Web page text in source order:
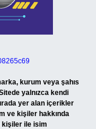
kurum veya şahıs
yalnızca kendi
yer alan içerikler
ve kişiler hakkında
kişiler ile isim